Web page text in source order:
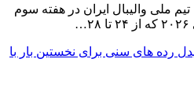
ملی والیبال ایران در هفته سوم